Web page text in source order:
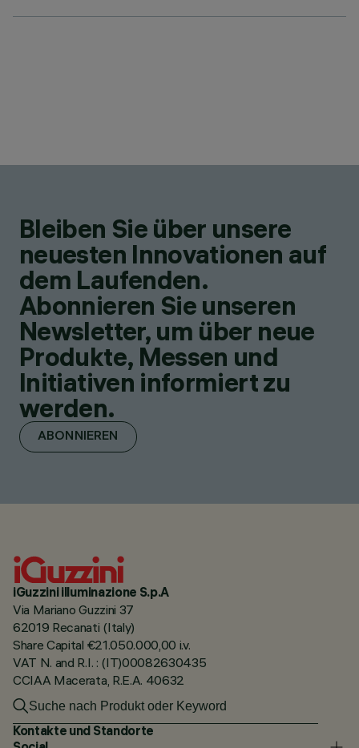
Bleiben Sie über unsere
neuesten Innovationen auf
dem Laufenden.
Abonnieren Sie unseren
Newsletter, um über neue
Produkte, Messen und
Initiativen informiert zu
werden.
ABONNIEREN
iGuzzini illuminazione S.p.A
Via Mariano Guzzini 37
62019 Recanati (Italy)
Share Capital €21.050.000,00 i.v.
VAT N. and R.I. : (IT)00082630435
CCIAA Macerata, R.E.A. 40632
Kontakte und Standorte